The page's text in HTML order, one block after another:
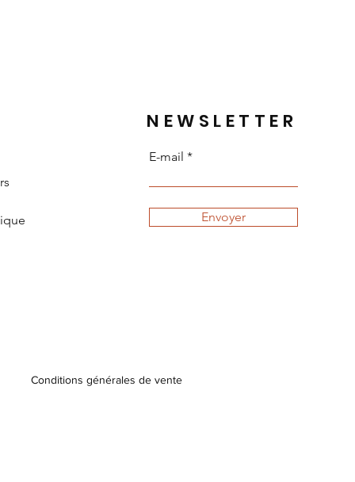
NEWSLETTER
E-mail
Envoyer
Conditions générales de vente